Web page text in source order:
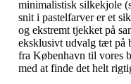
minimalistisk silkekjole
snit i pastelfarver er et
og ekstremt tjekket på
eksklusivt udvalg tæt på
fra København til vores
med at finde det helt